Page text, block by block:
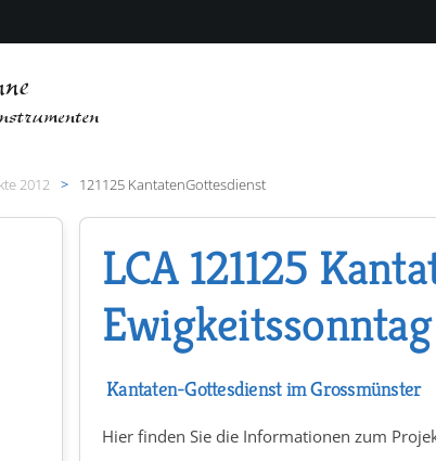
2012 121125 KantatenGottesdienst
LCA 121125
Ewigkeitssonntag
Kantaten-Gottesdienst im Grossmünster
Hier finden Sie die Informationen zum